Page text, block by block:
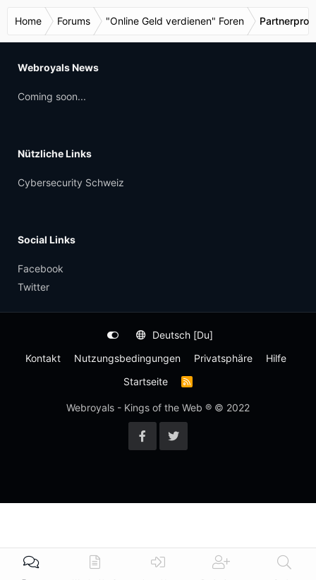
Home Forums "Online Geld verdienen" Foren
Webroyals News
Coming soon...
Nützliche Links
Cybersecurity Schweiz
Social Links
Facebook
Twitter
Deutsch [Du]
Kontakt
Nutzungsbedingungen Privatsphäre
Hilfe
Startseite
R
S
Webroyals - Kings of the Web ® © 2022